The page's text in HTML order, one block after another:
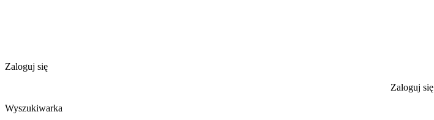
Zaloguj się
Zaloguj się
Wyszukiwarka